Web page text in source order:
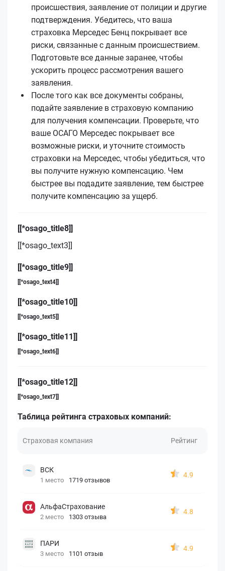
происшествия, заявление от полиции и другие
подтверждения. Убедитесь, что ваша
страховка Мерседес Бенц покрывает все
риски, связанные с данным происшествием.
Подготовьте все данные заранее, чтобы
ускорить процесс рассмотрения вашего
заявления.
После того как все документы собраны,
подайте заявление в страховую компанию
для получения компенсации. Проверьте, что
ваше ОСАГО Мерседес покрывает все
возможные риски, и уточните стоимость
страховки на Мерседес, чтобы убедиться, что
вы получите нужную компенсацию. Чем
быстрее вы подадите заявление, тем быстрее
получите компенсацию за ущерб.
[[*osago_title8]]
[[*osago_text3]]
[[*osago_title9]]
[[*osago_text4]]
[[*osago_title10]]
[[*osago_text5]]
[[*osago_title11]]
[[*osago_text6]]
[[*osago_title12]]
[[*osago_text7]]
Таблица рейтинга страховых компаний:
Страховая компания Рейтинг
ВСК
1 место 1719 отзывов
4.9
АльфаСтрахование
2 место 1303 отзыва
4.8
ПАРИ
3 место 1101 отзыв
4.9